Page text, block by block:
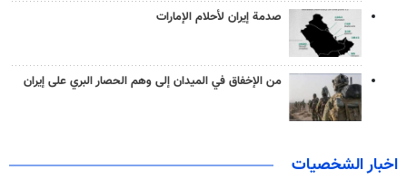
صدمة إيران لأحلام الإمارات
من الإخفاق في الميدان إلى وهم الحصار البري على إيران
اخبار الشخصيات